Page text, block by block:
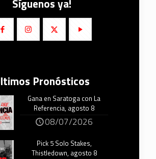
Síguenos ya!
Pronósticos
Gana en Saratoga con La
Referencia, agosto 8
08/07/2026
Pick 5 Solo Stakes,
Thistledown, agosto 8